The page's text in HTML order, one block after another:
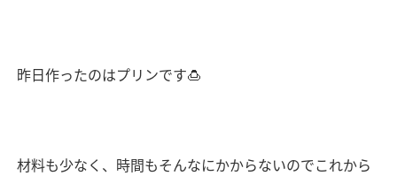
昨日作ったのはプリンです🍮
材料も少なく、時間もそんなにかからないのでこれから